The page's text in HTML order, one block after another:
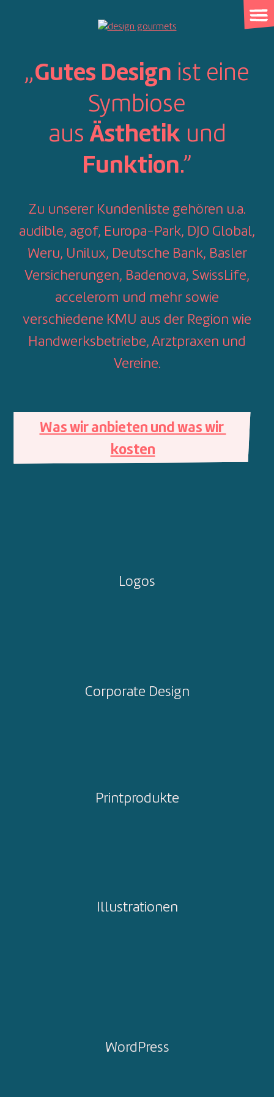
„Gutes Design ist eine
Symbiose
ausÄsthetikund
Funktion.”
Zu unserer Kundenliste gehören u.a.
audible, agof, Europa-Park, DJO Global,
Weru, Unilux, Deutsche Bank, Basler
Versicherungen, Badenova, SwissLife,
accelerom und mehr sowie
verschiedene KMU aus der Region wie
Handwerksbetriebe, Arztpraxen und
Vereine.
Was wir anbieten und was wir
kosten
Logos
Corporate Design
Printprodukte
Illustrationen
WordPress